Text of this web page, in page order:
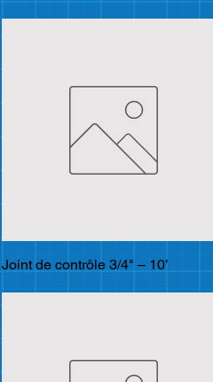
Joint de contrôle 3/4" – 10’